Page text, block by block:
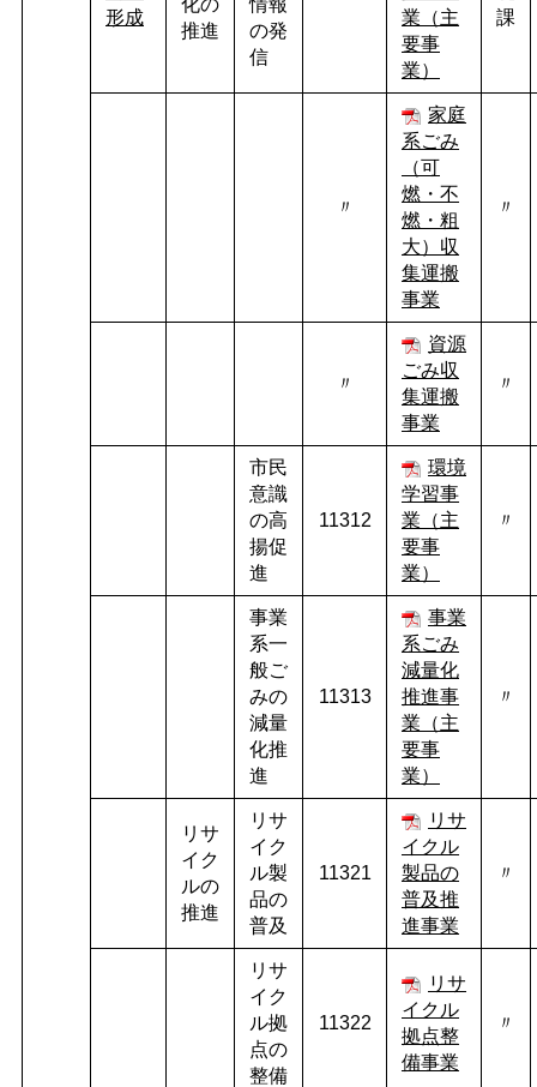
形成
化の
推進
情報
の発
信
業（主
要事
業）
課
〃
家庭
系ごみ
（可
燃・不
燃・粗
大）収
集運搬
事業
〃
〃
資源
ごみ収
集運搬
事業
〃
市民
意識
の高
揚促
進
11312
環境
学習事
業（主
要事
業）
〃
事業
系一
般ご
みの
減量
化推
進
11313
事業
系ごみ
減量化
推進事
業（主
要事
業）
〃
リサ
イク
ルの
推進
リサ
イク
ル製
品の
普及
11321
リサ
イクル
製品の
普及推
進事業
〃
リサ
イク
ル拠
点の
整備
11322
リサ
イクル
拠点整
備事業
〃